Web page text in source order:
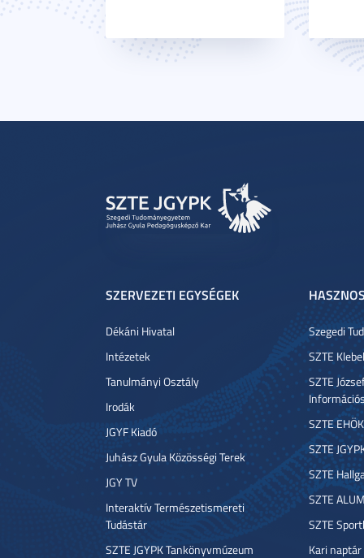
SZERVEZETI EGYSÉGEK
Dékáni Hivatal
Intézetek
Tanulmányi Osztály
Irodák
JGYF Kiadó
Juhász Gyula Közösségi Terek
JGY TV
Interaktív Természetismereti
Tudástár
SZTE JGYPK Tankönyvmúzeum
Szegedi
SZTE
SZTE
SZTE EHÖK
SZTE
SZTE
SZTE
SZTE
Kari naptár